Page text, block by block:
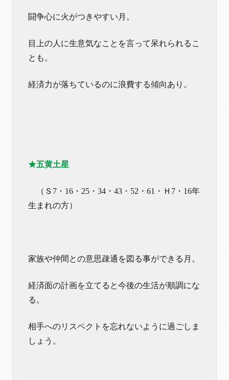
闘争心に火がつきやすい月。
目上の人に生意気なことを言って呆れられるこ
とも。
経済力が落ちているのに浪費する傾向あり。
★五黄土星
（Ｓ7・16・25・34・43・52・61・Ｈ7・16年
生まれの方）
家族や仲間との意思疎通を図る事ができる月。
経済面の計画を立てると今後の生活が順調にな
る。
相手へのリスペクトを忘れないように過ごしま
しょう。